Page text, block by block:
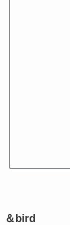
＆bird